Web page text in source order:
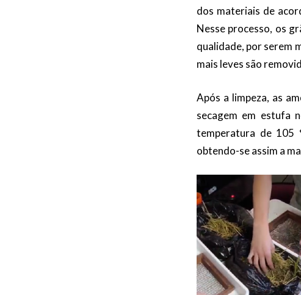
dos materiais de
Nesse processo, os
qualidade, por serem
mais leves são
Após a limpeza, as
secagem em estufa
temperatura de 105
obtendo-se assim a